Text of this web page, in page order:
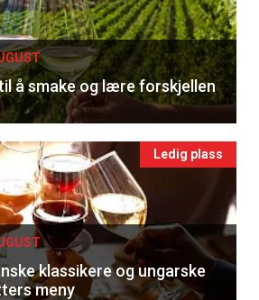
å smake og lære forskjellen
Ledig plass
klassikere og ungarske
meny